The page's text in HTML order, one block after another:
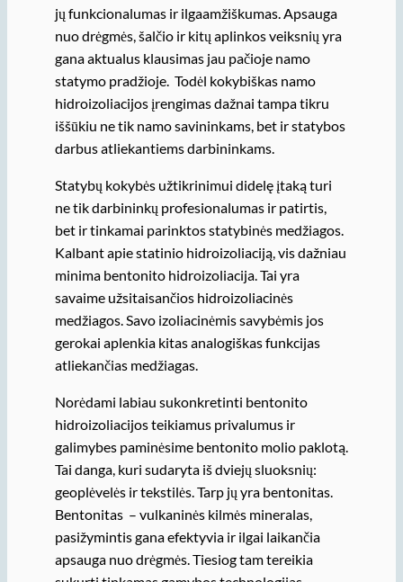
jų funkcionalumas ir ilgaamžiškumas. Apsauga
nuo drėgmės, šalčio ir kitų aplinkos veiksnių yra
gana aktualus klausimas jau pačioje namo
statymo pradžioje. Todėl kokybiškas namo
hidroizoliacijos įrengimas dažnai tampa tikru
iššūkiu ne tik namo savininkams, bet ir statybos
darbus atliekantiems darbininkams.
Statybų kokybės užtikrinimui didelę įtaką turi
ne tik darbininkų profesionalumas ir patirtis,
bet ir tinkamai parinktos statybinės medžiagos.
Kalbant apie statinio hidroizoliaciją, vis dažniau
minima bentonito hidroizoliacija. Tai yra
savaime užsitaisančios hidroizoliacinės
medžiagos. Savo izoliacinėmis savybėmis jos
gerokai aplenkia kitas analogiškas funkcijas
atliekančias medžiagas.
Norėdami labiau sukonkretinti bentonito
hidroizoliacijos teikiamus privalumus ir
galimybes paminėsime bentonito molio paklotą.
Tai danga, kuri sudaryta iš dviejų sluoksnių:
geoplėvelės ir tekstilės. Tarp jų yra bentonitas.
Bentonitas – vulkaninės kilmės mineralas,
pasižymintis gana efektyvia ir ilgai laikančia
apsauga nuo drėgmės. Tiesiog tam tereikia